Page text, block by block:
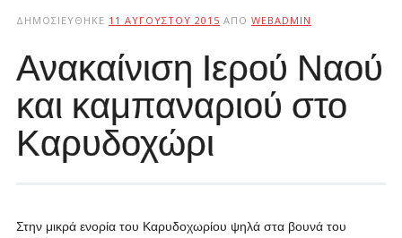
ΔΗΜΟΣΙΕΎΘΗΚΕ 11 ΑΥΓΟΎΣΤΟΥ 2015 ΑΠΌ WEBADMIN
Ανακαίνιση Ιερού Ναού
και καμπαναριού στο
Καρυδοχώρι
Στην μικρά ενορία του Καρυδοχωρίου ψηλά στα βουνά του